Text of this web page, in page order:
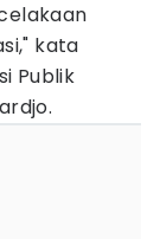
kata
Publik